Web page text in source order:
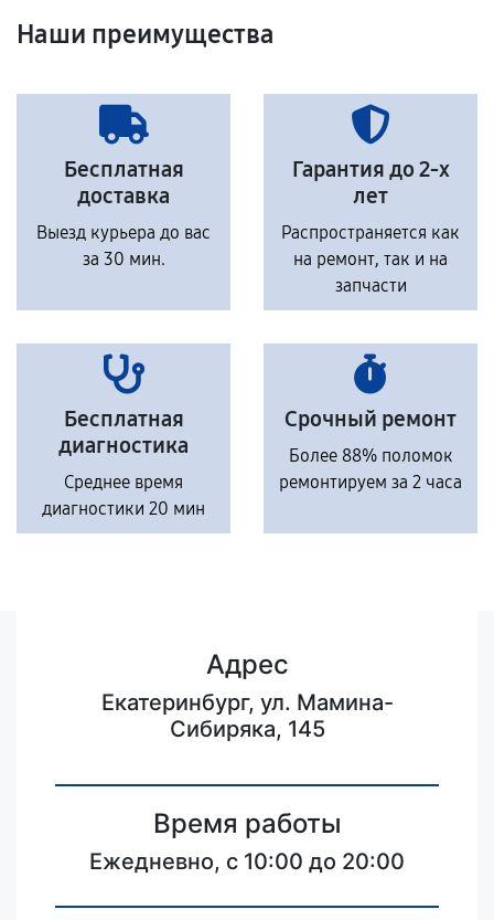
Наши преимущества
Бесплатная
доставка
Выезд курьера до вас
за 30 мин.
Гарантия до 2-х
лет
Распространяется как
на ремонт, так и на
запчасти
Бесплатная
диагностика
Среднее время
диагностики 20 мин
Срочный ремонт
Более 88% поломок
ремонтируем за 2 часа
Адрес
Екатеринбург, ул. Мамина-
Сибиряка, 145
Время работы
Ежедневно, с 10:00 до 20:00